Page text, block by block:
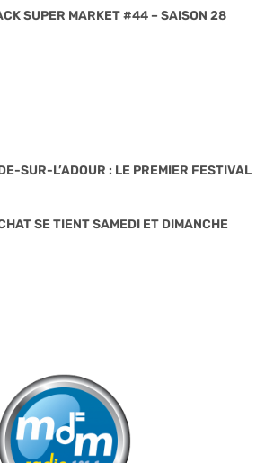
SUPER MARKET #44 – SAISON 28
SUR-L’ADOUR : LE PREMIER FESTIVAL
SE TIENT SAMEDI ET DIMANCHE